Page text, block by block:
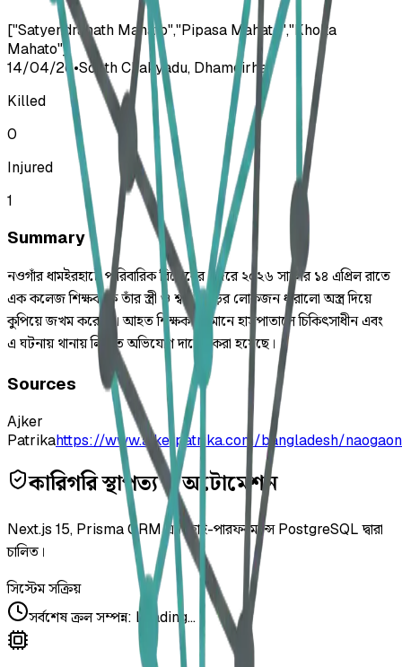
["Satyendranath Mahato","Pipasa Mahato","Khoka
Mahato"]
14/04/26•South Chakyadu, Dhamoirhat
Killed
0
Injured
1
Summary
নওগাঁর ধামইরহাটে পারিবারিক বিরোধের জেরে ২০২৬ সালের ১৪ এপ্রিল রাতে
এক কলেজ শিক্ষককে তাঁর স্ত্রী ও শ্বশুরবাড়ির লোকজন ধারালো অস্ত্র দিয়ে
কুপিয়ে জখম করেছে। আহত শিক্ষক বর্তমানে হাসপাতালে চিকিৎসাধীন এবং
এ ঘটনায় থানায় লিখিত অভিযোগ দায়ের করা হয়েছে।
Sources
Ajker
Patrikahttps://www.ajkerpatrika.com/bangladesh/
কারিগরি স্থাপত্য ও অটোমেশন
Next.js 15, Prisma ORM এবং হাই-পারফরম্যান্স PostgreSQL দ্বারা
চালিত।
সিস্টেম সক্রিয়
সর্বশেষ ক্রল সম্পন্ন: Loading...